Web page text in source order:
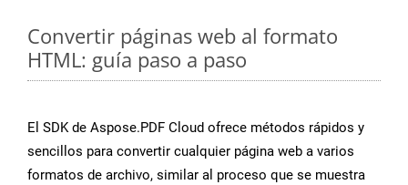
Convertir páginas web al formato
HTML: guía paso a paso
El SDK de Aspose.PDF Cloud ofrece métodos rápidos y
sencillos para convertir cualquier página web a varios
formatos de archivo, similar al proceso que se muestra